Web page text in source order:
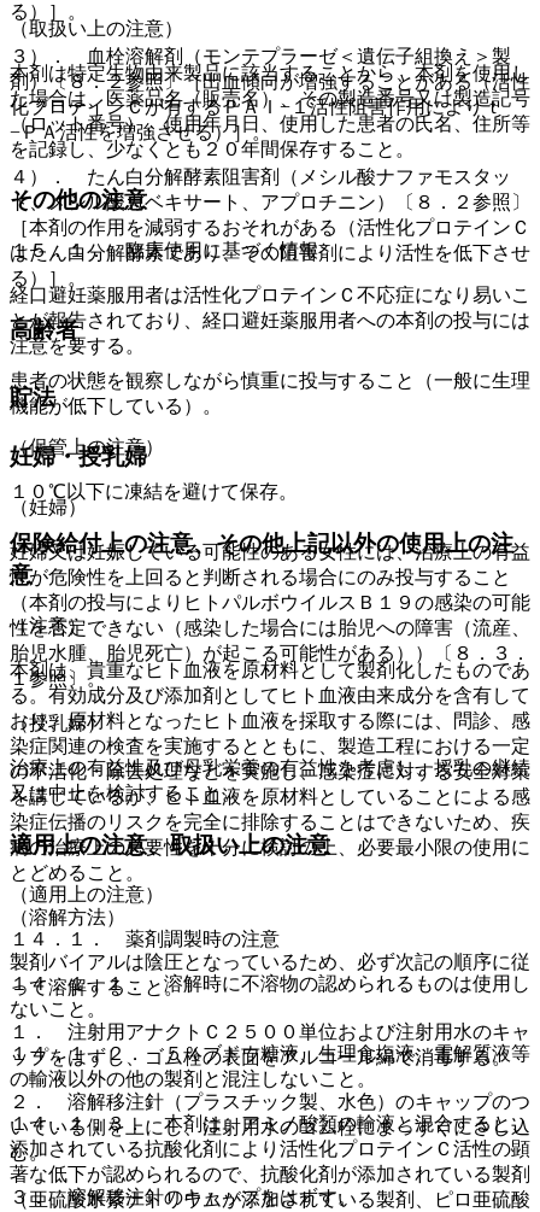
（取扱い上の注意）
本剤は特定生物由来製品に該当することから、本剤を使用し
た場合は、医薬品名（販売名）、その製造番号又は製造記号
（ロット番号）、使用年月日、使用した患者の氏名、住所等
を記録し、少なくとも２０年間保存すること。
その他の注意
１５．１． 臨床使用に基づく情報
経口避妊薬服用者は活性化プロテインＣ不応症になり易いこ
とが報告されており、経口避妊薬服用者への本剤の投与には
注意を要する。
貯法
（保管上の注意）
１０℃以下に凍結を避けて保存。
保険給付上の注意、その他上記以外の使用上の注
意
（注意）
本剤は、貴重なヒト血液を原材料として製剤化したものであ
る。有効成分及び添加剤としてヒト血液由来成分を含有して
おり、原材料となったヒト血液を採取する際には、問診、感
染症関連の検査を実施するとともに、製造工程における一定
の不活化・除去処理などを実施し、感染症に対する安全対策
を講じているが、ヒト血液を原材料としていることによる感
染症伝播のリスクを完全に排除することはできないため、疾
病の治療上の必要性を十分に検討の上、必要最小限の使用に
とどめること。
（溶解方法）
製剤バイアルは陰圧となっているため、必ず次記の順序に従
って溶解すること。
１． 注射用アナクトＣ２５００単位および注射用水のキャ
ップをはずし、ゴム栓の表面をアルコール綿で消毒する。
２． 溶解移注針（プラスチック製、水色）のキャップのつ
いている側を上にし、注射用水のゴム栓にまっすぐにさし込
む。
３． 溶解移注針のキャップをはずす。
る）］。
３）． 血栓溶解剤（モンテプラーゼ＜遺伝子組換え＞製
剤）〔８．２参照〕［出血傾向が増強することがある（活性
化プロテインＣが有するＰＡＩ−１活性阻害作用によりｔ
−ＰＡ活性を増強させる）］。
４）． たん白分解酵素阻害剤（メシル酸ナファモスタッ
ト、メシル酸ガベキサート、アプロチニン）〔８．２参照〕
［本剤の作用を減弱するおそれがある（活性化プロテインＣ
はたん白分解酵素であり、その阻害剤により活性を低下させ
る）］。
高齢者
患者の状態を観察しながら慎重に投与すること（一般に生理
機能が低下している）。
妊婦・授乳婦
（妊婦）
妊婦又は妊娠している可能性のある女性には、治療上の有益
性が危険性を上回ると判断される場合にのみ投与すること
（本剤の投与によりヒトパルボウイルスＢ１９の感染の可能
性を否定できない（感染した場合には胎児への障害（流産、
胎児水腫、胎児死亡）が起こる可能性がある））〔８．３．
１参照〕。
（授乳婦）
治療上の有益性及び母乳栄養の有益性を考慮し、授乳の継続
又は中止を検討すること。
適用上の注意、取扱い上の注意
（適用上の注意）
１４．１． 薬剤調製時の注意
１４．１．１． 溶解時に不溶物の認められるものは使用し
ないこと。
１４．１．２． ５％ブドウ糖液、生理食塩液、電解質液等
の輸液以外の他の製剤と混注しないこと。
１４．１．３． 本剤は、アミノ酸類の輸液と混合すると、
添加されている抗酸化剤により活性化プロテインＣ活性の顕
著な低下が認められるので、抗酸化剤が添加されている製剤
（亜硫酸水素ナトリウムが添加されている製剤、ピロ亜硫酸